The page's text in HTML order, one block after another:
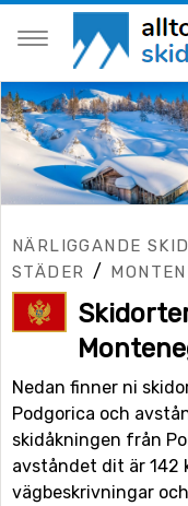
NÄRLIGGANDE
STÄDER
/
Nedan finner ni
Podgorica och
skidåkningen från
avståndet dit är 142
vägbeskrivningar